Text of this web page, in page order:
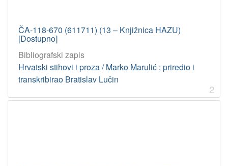
ČA-118-670 (611711) (13 – Knjižnica HAZU)
[Dostupno]
Bibliografski zapis
Hrvatski stihovi i proza / Marko Marulić ; priredio i
transkribirao Bratislav Lučin
2